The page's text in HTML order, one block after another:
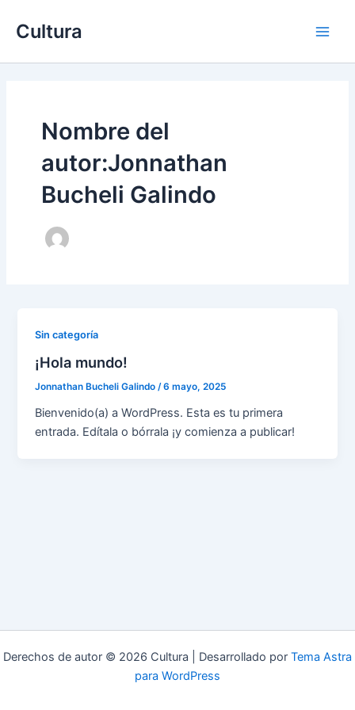
Cultura
Nombre del
autor:Jonnathan
Bucheli Galindo
Sin categoría
¡Hola mundo!
Jonnathan Bucheli Galindo/6 mayo, 2025
Bienvenido(a) a WordPress. Esta es tu primera
entrada. Edítala o bórrala ¡y comienza a publicar!
Derechos de autor © 2026 Cultura | Desarrollado por Tema Astra
para WordPress